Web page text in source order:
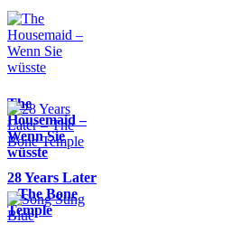
The
Housemaid –
Wenn Sie
wüsste
28 Years Later
– The Bone
Temple